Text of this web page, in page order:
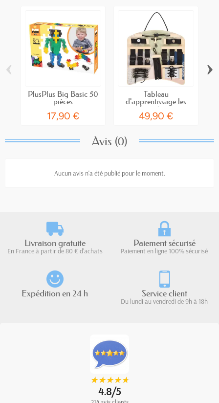
PlusPlus Big Basic 50
pièces
17,90 €
Tableau
d'apprentissage les
fermetures
49,90 €
‹ ›
Avis (0)
Aucun avis n'a été publié pour le moment.
Livraison gratuite
En France à partir de 80 € d'achats
Paiement sécurisé
Paiement en ligne 100% sécurisé
Expédition en 24 h Service client
Du lundi au vendredi de 9h à 18h
★
★★
★★
★★
★★
★
4.8/5